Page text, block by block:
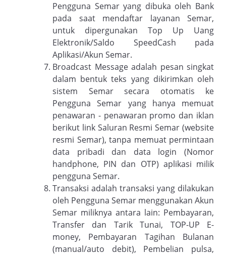
Pengguna Semar yang dibuka oleh Bank
pada saat mendaftar layanan Semar,
untuk dipergunakan Top Up Uang
Elektronik/Saldo SpeedCash pada
Aplikasi/Akun Semar.
Broadcast Message adalah pesan singkat
dalam bentuk teks yang dikirimkan oleh
sistem Semar secara otomatis ke
Pengguna Semar yang hanya memuat
penawaran - penawaran promo dan iklan
berikut link Saluran Resmi Semar (website
resmi Semar), tanpa memuat permintaan
data pribadi dan data login (Nomor
handphone, PIN dan OTP) aplikasi milik
pengguna Semar.
Transaksi adalah transaksi yang dilakukan
oleh Pengguna Semar menggunakan Akun
Semar miliknya antara lain: Pembayaran,
Transfer dan Tarik Tunai, TOP-UP E-
money, Pembayaran Tagihan Bulanan
(manual/auto debit), Pembelian pulsa,